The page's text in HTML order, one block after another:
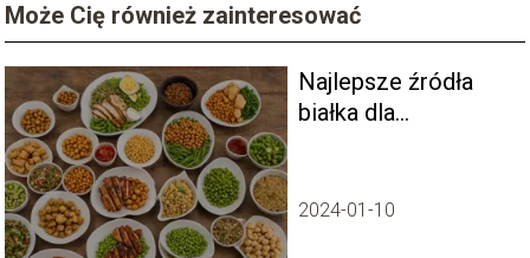
Może Cię również zainteresować
Najlepsze źródła
białka dla
2024-01-10